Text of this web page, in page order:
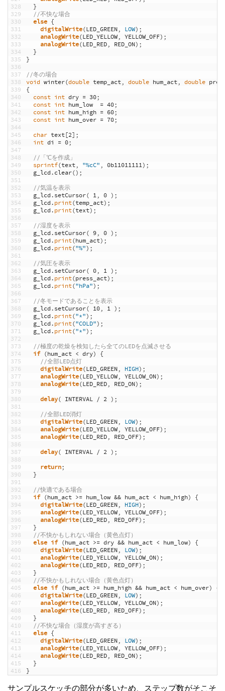
328
329
330
331
332
333
334
335
336
337
338
339
340
341
342
343
344
345
346
347
348
349
350
351
352
353
354
355
356
357
358
359
360
361
362
363
364
365
366
367
368
369
370
371
372
373
374
375
376
377
378
379
380
381
382
383
384
385
386
387
388
389
390
391
392
393
394
395
396
397
398
399
400
401
402
403
404
405
406
407
408
409
410
411
412
413
414
415
416
}
//不快な場合
else {
digitalWrite(LED_GREEN, LOW) ;
analogWrite(LED_YELLOW, YELLOW_OFF) ;
analogWrite(LED_RED, RED_ON) ;
}
}
//冬の場合
void winter(double temp_act, double hum_act, double
{
const int dry = 30;
const int hum_low = 40;
const int hum_high = 60;
const int hum_over = 70;
char text[2] ;
int di = 0;
//「℃を作成」
sprintf(text, "%cC", 0b11011111) ;
g_lcd.clear() ;
//気温を表示
g_lcd.setCursor( 1, 0 ) ;
g_lcd.print(temp_act) ;
g_lcd.print(text) ;
//湿度を表示
g_lcd.setCursor( 9, 0 ) ;
g_lcd.print(hum_act) ;
g_lcd.print("%") ;
//気圧を表示
g_lcd.setCursor( 0, 1 ) ;
g_lcd.print(press_act) ;
g_lcd.print("hPa") ;
//冬モードであることを表示
g_lcd.setCursor( 10, 1 ) ;
g_lcd.print("*") ;
g_lcd.print("COLD") ;
g_lcd.print("*") ;
//極度の乾燥を検知したら全てのLEDを点滅させる
if (hum_act < dry) {
//全部LED点灯
digitalWrite(LED_GREEN, HIGH) ;
analogWrite(LED_YELLOW, YELLOW_ON) ;
analogWrite(LED_RED, RED_ON) ;
delay( INTERVAL / 2 ) ;
//全部LED消灯
digitalWrite(LED_GREEN, LOW) ;
analogWrite(LED_YELLOW, YELLOW_OFF) ;
analogWrite(LED_RED, RED_OFF) ;
delay( INTERVAL / 2 ) ;
return;
}
//快適である場合
if (hum_act >= hum_low && hum_act < hum_high) {
digitalWrite(LED_GREEN, HIGH) ;
analogWrite(LED_YELLOW, YELLOW_OFF) ;
analogWrite(LED_RED, RED_OFF) ;
}
//不快かもしれない場合（黄色点灯）
else if (hum_act >= dry && hum_act < hum_low) {
digitalWrite(LED_GREEN, LOW) ;
analogWrite(LED_YELLOW, YELLOW_ON) ;
analogWrite(LED_RED, RED_OFF) ;
}
//不快かもしれない場合（黄色点灯）
else if (hum_act >= hum_high && hum_act < hum_over) {
digitalWrite(LED_GREEN, LOW) ;
analogWrite(LED_YELLOW, YELLOW_ON) ;
analogWrite(LED_RED, RED_OFF) ;
}
//不快な場合（湿度が高すぎる）
else {
digitalWrite(LED_GREEN, LOW) ;
analogWrite(LED_YELLOW, YELLOW_OFF) ;
analogWrite(LED_RED, RED_ON) ;
}
}
サンプルスケッチの部分が多いため、ステップ数がそこそ